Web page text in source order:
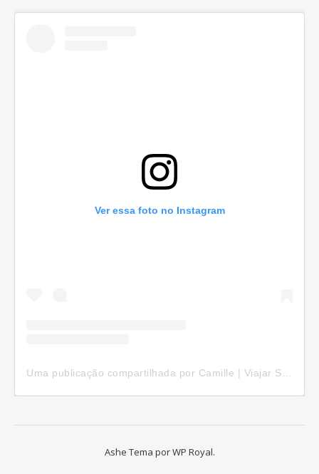
Ver essa foto no Instagram
Ashe Tema porWP Royal.